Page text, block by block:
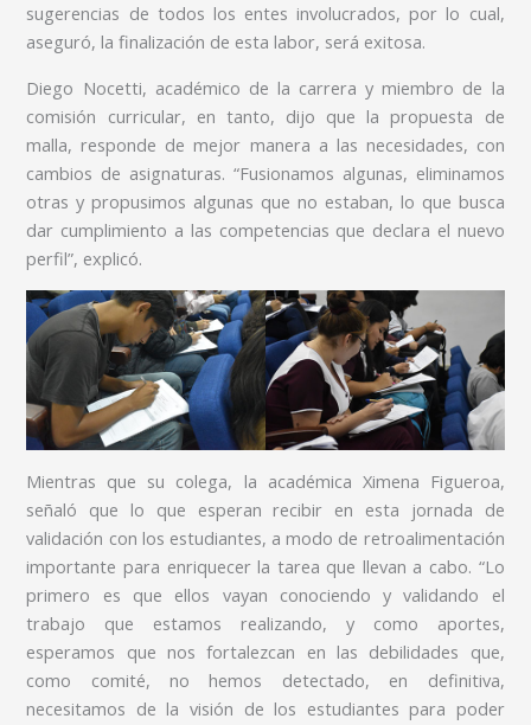
sugerencias de todos los entes involucrados, por lo cual,
aseguró, la finalización de esta labor, será exitosa.
Diego Nocetti, académico de la carrera y miembro de la
comisión curricular, en tanto, dijo que la propuesta de
malla, responde de mejor manera a las necesidades, con
cambios de asignaturas. “Fusionamos algunas, eliminamos
otras y propusimos algunas que no estaban, lo que busca
dar cumplimiento a las competencias que declara el nuevo
perfil”, explicó.
Mientras que su colega, la académica Ximena Figueroa,
señaló que lo que esperan recibir en esta jornada de
validación con los estudiantes, a modo de retroalimentación
importante para enriquecer la tarea que llevan a cabo. “Lo
primero es que ellos vayan conociendo y validando el
trabajo que estamos realizando, y como aportes,
esperamos que nos fortalezcan en las debilidades que,
como comité, no hemos detectado, en definitiva,
necesitamos de la visión de los estudiantes para poder